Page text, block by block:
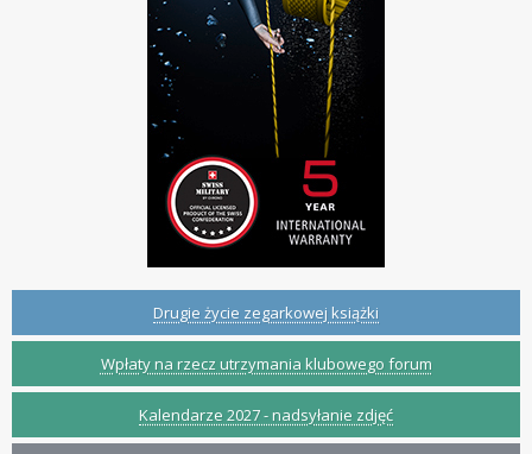
Drugie życie zegarkowej książki
Wpłaty na rzecz utrzymania klubowego forum
Kalendarze 2027 - nadsyłanie zdjęć